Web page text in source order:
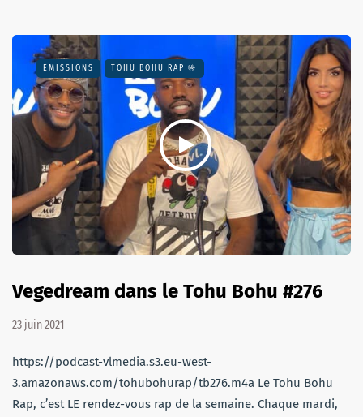
EMISSIONS TOHU BOHU RAP 🤟
Vegedream dans le Tohu Bohu #276
23 juin 2021
https://podcast-vlmedia.s3.eu-west-
3.amazonaws.com/tohubohurap/tb276.m4a Le Tohu Bohu
Rap, c’est LE rendez-vous rap de la semaine. Chaque mardi,